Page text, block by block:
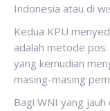
Indonesia atau di
Kedua KPU
adalah metode
yang kemudian
masing-masing
Bagi WNI yang